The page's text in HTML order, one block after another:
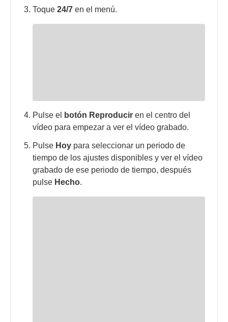
Toque24/7 en el menú.
Pulse el botón Reproducir en el centro del
vídeo para empezar a ver el vídeo grabado.
Pulse Hoy para seleccionar un periodo de
tiempo de los ajustes disponibles y ver el vídeo
grabado de ese periodo de tiempo, después
pulse Hecho.